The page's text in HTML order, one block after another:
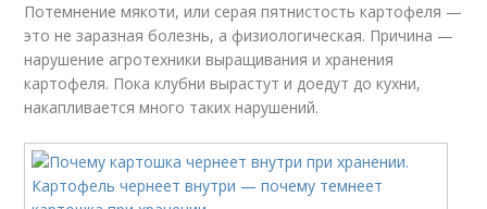
Потемнение мякоти, или серая пятнистость картофеля —
это не заразная болезнь, а физиологическая. Причина —
нарушение агротехники выращивания и хранения
картофеля. Пока клубни вырастут и доедут до кухни,
накапливается много таких нарушений.